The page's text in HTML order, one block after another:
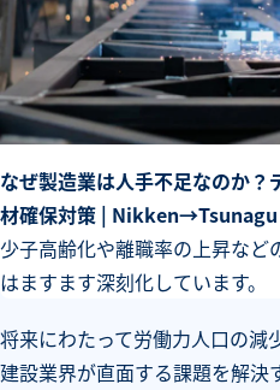
なぜ製造業は人手不足なのか
材確保対策 | Nikken→Tsunagu
少子高齢化や離職率の上昇など
はますます深刻化しています。
将来にわたって労働力人口の減
建設業界が直面する課題を解決